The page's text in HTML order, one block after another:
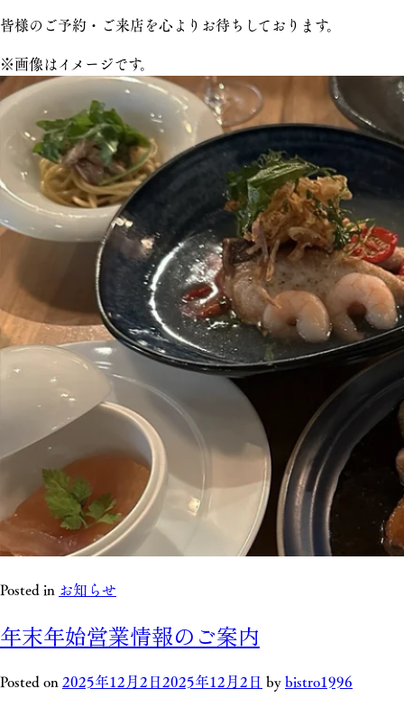
皆様のご予約・ご来店を心よりお待ちしております。
※画像はイメージです。
Posted inお知らせ
年末年始営業情報のご案内
Posted on2025年12月2日2025年12月2日 bybistro1996